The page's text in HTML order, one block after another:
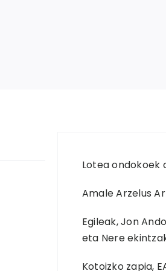
Lotea ondokoek
Amale Arzelus
Egileak, Jon
eta Nere
Kotoizko zapia,